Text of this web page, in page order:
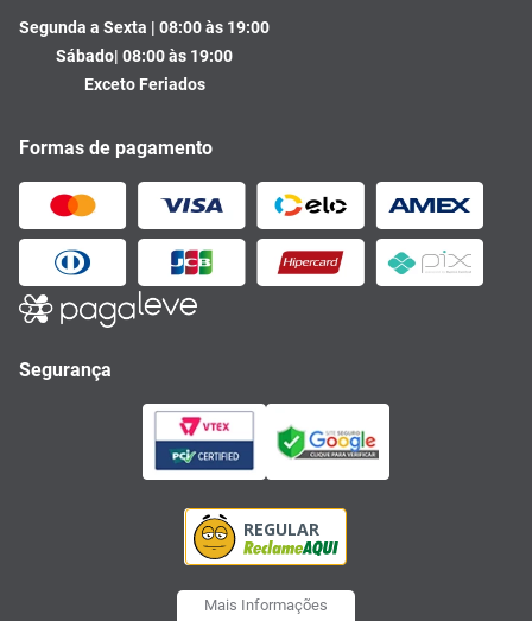
Segunda a Sexta | 08:00 às 19:00
Sábado| 08:00 às 19:00
Exceto Feriados
Formas de pagamento
Segurança
Mais Informações